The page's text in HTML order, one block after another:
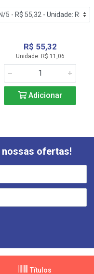
R$ 55,32
Unidade: R$ 11,06
Adicionar
ofertas!
Títulos